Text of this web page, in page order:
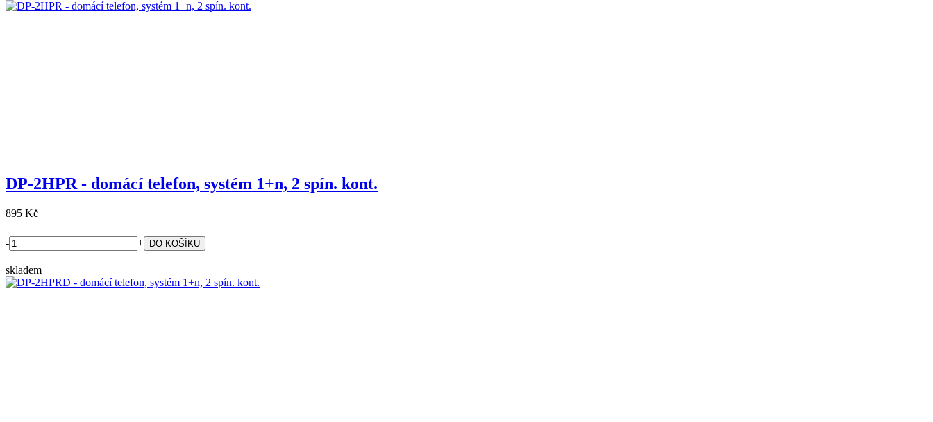
DP-2HPR - domácí telefon, systém 1+n, 2 spín. kont.
895 Kč
- +
skladem